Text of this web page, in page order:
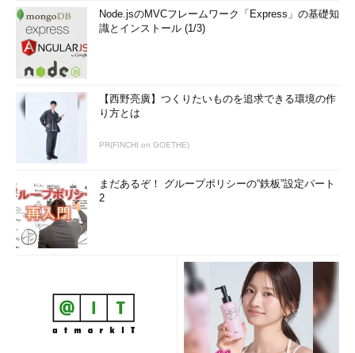
Node.jsのMVCフレームワーク「Express」の基礎知
識とインストール (1/3)
【西野亮廣】つくりたいものを追求できる環境の作
り方とは
PR(FINCHI on GOETHE)
まだあるぞ！ グループポリシーの“鉄板”設定パート
2